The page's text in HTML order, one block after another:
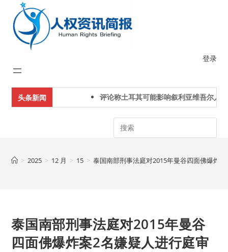
content
登录
头条新闻 评论称土耳其可能影响叙利亚维吾尔人下
Search
> 2025 > 12 月 > 15 > 泰国南部刑事法庭对2015年曼谷四面佛爆炸
泰国南部刑事法庭对2015年曼谷
四面佛爆炸案2名嫌疑人进行庭审